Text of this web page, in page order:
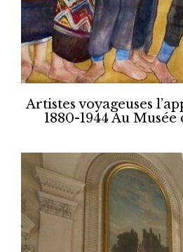
Artistes voyageuses
1880-1944 Au